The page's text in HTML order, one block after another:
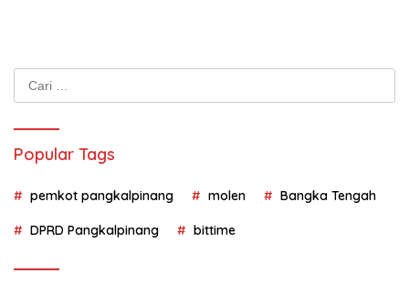
Cari
untuk:
Popular Tags
pemkot pangkalpinang molen Bangka Tengah
DPRD Pangkalpinang bittime